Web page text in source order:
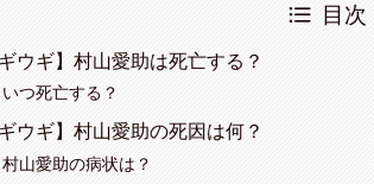
目次
ギウギ】村山愛助は死亡する？
いつ死亡する？
ギウギ】村山愛助の死因は何？
村山愛助の病状は？